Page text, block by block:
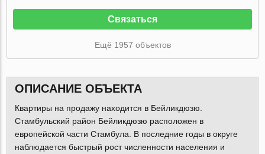
Связаться
Ещё 1957 объектов
ОПИСАНИЕ ОБЪЕКТА
Квартиры на продажу находится в Бейликдюзю.
Стамбульский район Бейликдюзю расположен в
европейской части Стамбула. В последние годы в округе
наблюдается быстрый рост численности населения и